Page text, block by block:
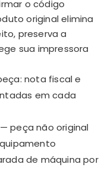
o código
original elimina
preserva a
sua impressora
nota fiscal e
em cada
peça não original
de máquina por